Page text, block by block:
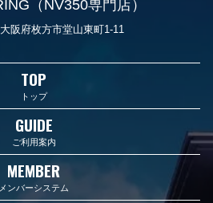
（NV350専門店）
阪府枚方市堂山東町1-11
TOP
トップ
GUIDE
ご利用案内
MEMBER
メンバーシステム